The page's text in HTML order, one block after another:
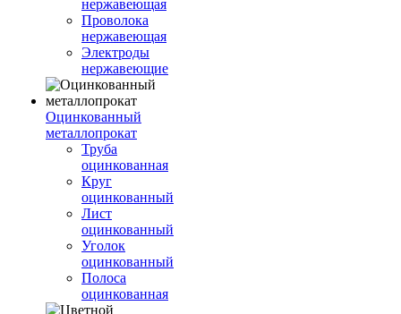
нержавеющая
Проволока
нержавеющая
Электроды
нержавеющие
Оцинкованный
металлопрокат
Труба
оцинкованная
Круг
оцинкованный
Лист
оцинкованный
Уголок
оцинкованный
Полоса
оцинкованная